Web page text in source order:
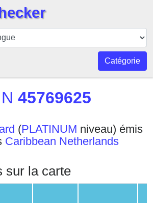
Catégorie
45769625
(PLATINUM niveau) émis
Caribbean Netherlands
sur la carte